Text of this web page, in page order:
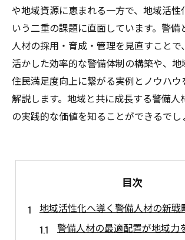
や地域資源に恵まれる一方で、地域活性
いう二重の課題に直面しています。警備
人材の採用・育成・管理を見直すことで
活かした効率的な警備体制の構築や、地
住民満足度向上に繋がる実例とノウハ
解説します。地域と共に成長する警備人
の実践的な価値を知ることができるでし
目次
地域活性化へ導く警備人材の新戦
警備人材の最適配置が地域力